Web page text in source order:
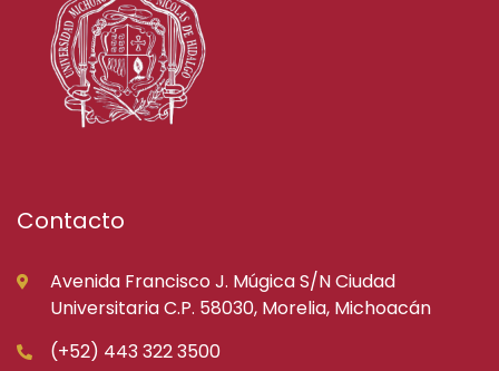
Contacto
Avenida Francisco J. Múgica S/N Ciudad
Universitaria C.P. 58030, Morelia, Michoacán
(+52) 443 322 3500